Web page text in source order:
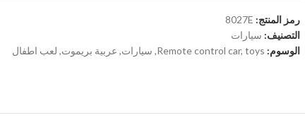
رمز المنتج: 8027E
التصنيف: سيارات
الوسوم:
Remote control car, toys
, سيارات, عربية بريموت, لعب اطفال